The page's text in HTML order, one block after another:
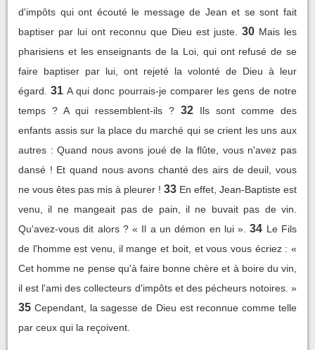
d'impôts qui ont écouté le message de Jean et se sont fait
baptiser par lui ont reconnu que Dieu est juste.
30 Mais les
pharisiens et les enseignants de la Loi, qui ont refusé de se
faire baptiser par lui, ont rejeté la volonté de Dieu à leur
égard.
31 A qui donc pourrais-je comparer les gens de notre
temps ? A qui ressemblent-ils ? 32
Ils sont comme des
enfants assis sur la place du marché qui se crient les uns aux
autres : Quand nous avons joué de la flûte, vous n'avez pas
dansé ! Et quand nous avons chanté des airs de deuil, vous
ne vous êtes pas mis à pleurer ! 33 En effet, Jean-Baptiste est
venu, il ne mangeait pas de pain, il ne buvait pas de vin.
Qu'avez-vous dit alors ? « Il a un démon en lui ». 34 Le Fils
de l'homme est venu, il mange et boit, et vous vous écriez : «
Cet homme ne pense qu'à faire bonne chère et à boire du vin,
il est l'ami des collecteurs d'impôts et des pécheurs notoires. »
35 Cependant, la sagesse de Dieu est reconnue comme telle
par ceux qui la reçoivent.